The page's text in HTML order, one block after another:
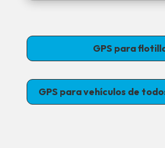
GPS para
GPS para vehículos de